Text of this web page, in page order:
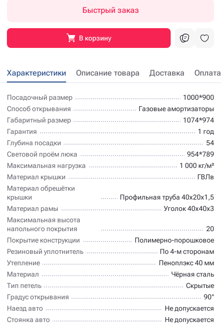
Быстрый заказ
В корзину
Характеристики Описание товара Доставка Оплата
Посадочный размер
1000*900
Способ открывания
Газовые амортизаторы
Габаритный размер
1074*974
Гарантия
1 год
Глубина посадки
54
Световой проём люка
954*789
Максимальная нагрузка
1 000 кг/м²
Материал крышки
ГВЛв
Материал обрешётки
крышки
Профильная труба 40х20х1,5
Материал рамы
Уголок 40х40х3
Максимальная высота
напольного покрытия
20
Покрытие конструкции
Полимерно-порошковое
Резиновый уплотнитель
По 4-м сторонам
Утепление
Пеноплэкс 40 мм
Материал
Чёрная сталь
Тип петель
Скрытые
Градус открывания
90°
Наезд авто
Не допускается
Стоянка авто
Не допускается